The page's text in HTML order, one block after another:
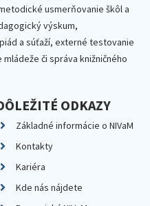
usmerňovanie škôl a
výskum,
a súťaží, externé testovanie
či správa knižničného
ODKAZY
Základné informácie o NIVaM
Kontakty
Kariéra
Kde nás nájdete